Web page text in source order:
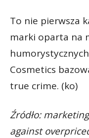
To nie pierwsza
marki oparta na
Cosmetics
true crime. (ko)
Źródło:
against